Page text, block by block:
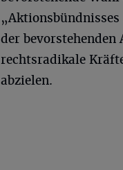
der
rechtsradikale
abzielen.